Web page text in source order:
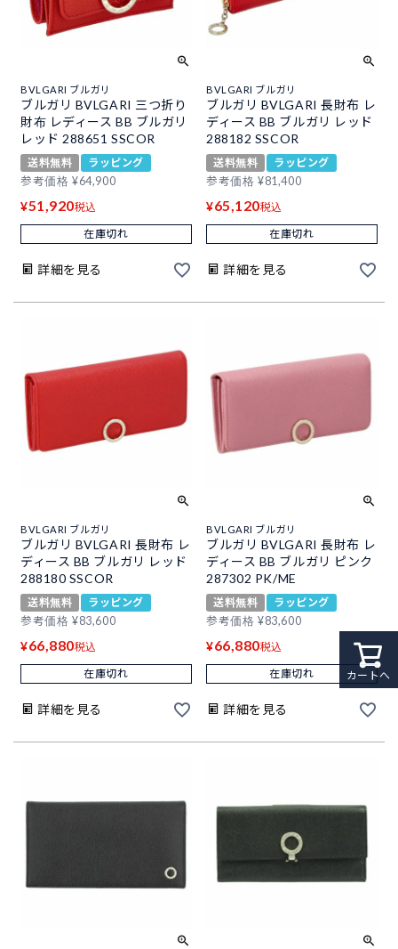
BVLGARI ブルガリ
ブルガリ BVLGARI 三つ折り
財布 レディース BB ブルガリ
レッド 288651 SSCOR
送料無料
ラッピング
参考価格 ¥64,900
¥51,920税込
在庫切れ
詳細を見る
BVLGARI ブルガリ
ブルガリ BVLGARI 長財布 レ
ディース BB ブルガリ レッド
288182 SSCOR
送料無料
ラッピング
参考価格 ¥81,400
¥65,120税込
在庫切れ
詳細を見る
BVLGARI ブルガリ
ブルガリ BVLGARI 長財布 レ
ディース BB ブルガリ レッド
288180 SSCOR
送料無料
ラッピング
参考価格 ¥83,600
¥66,880税込
在庫切れ
詳細を見る
BVLGARI ブルガリ
ブルガリ BVLGARI 長財布 レ
ディース BB ブルガリ ピンク
287302 PK/ME
送料無料
ラッピング
参考価格 ¥83,600
¥66,880税込
在庫切れ
詳細を見る
カートへ